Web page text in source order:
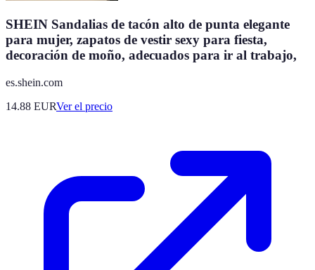
SHEIN Sandalias de tacón alto de punta elegante
para mujer, zapatos de vestir sexy para fiesta,
decoración de moño, adecuados para ir al trabajo,
es.shein.com
14.88 EURVer el precio